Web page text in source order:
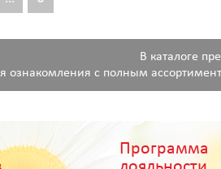
В каталоге
ознакомления с полным
Программа